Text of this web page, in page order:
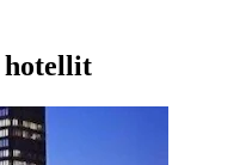
hotellit